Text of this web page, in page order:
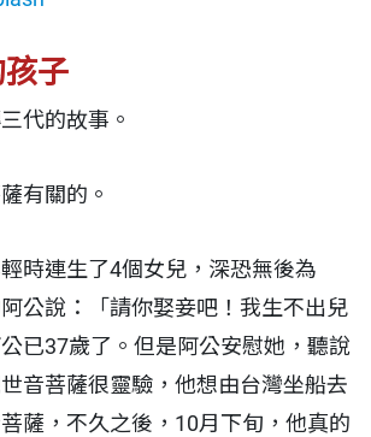
子
代的故事。
有關的。
時連生了4個女兒，深恐無後為
公說：「請你娶妾吧！我生不出兒
已37歲了。但是阿公安慰她，聽說
音菩薩很靈驗，他想由台灣坐船去
薩，不久之後，10月下旬，他真的